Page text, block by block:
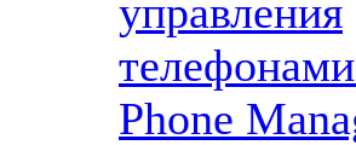
управления
Phone